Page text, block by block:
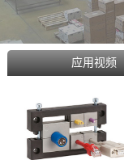
应用视频